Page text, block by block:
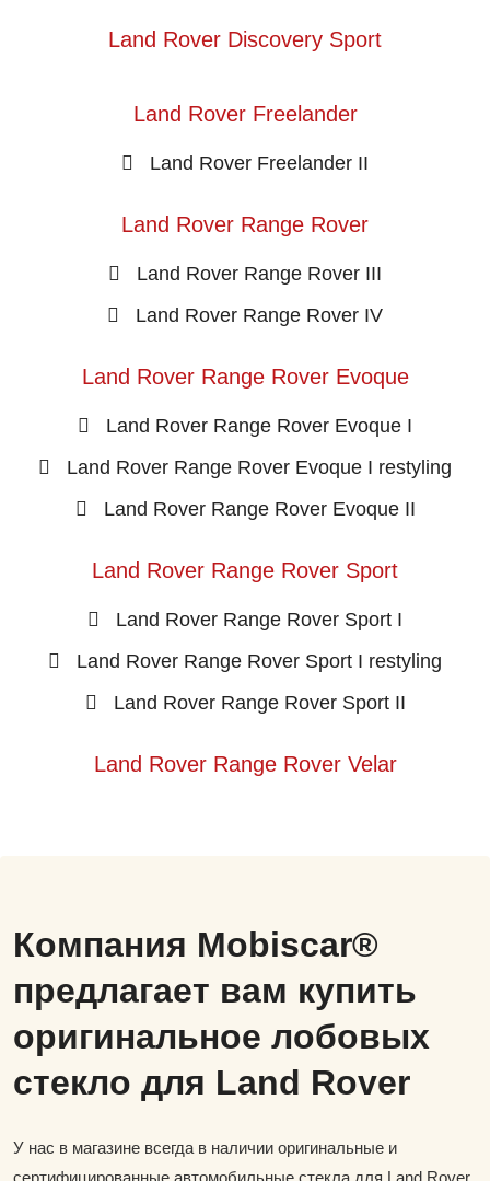
Land Rover Discovery Sport
Land Rover Freelander
Land Rover Freelander II
Land Rover Range Rover
Land Rover Range Rover III
Land Rover Range Rover IV
Land Rover Range Rover Evoque
Land Rover Range Rover Evoque I
Land Rover Range Rover Evoque I restyling
Land Rover Range Rover Evoque II
Land Rover Range Rover Sport
Land Rover Range Rover Sport I
Land Rover Range Rover Sport I restyling
Land Rover Range Rover Sport II
Land Rover Range Rover Velar
Компания Mobiscar®
предлагает вам купить
оригинальное лобовых
стекло для Land Rover
У нас в магазине всегда в наличии оригинальные и
сертифицированные автомобильные стекла для Land Rover